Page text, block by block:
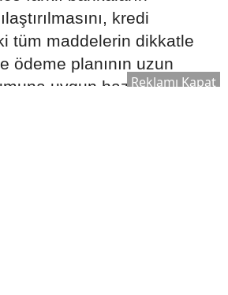
kredi
tüm maddelerin dikkatle
ödeme planının uzun
uygun hazırlanmasını
Reklamı Kapat